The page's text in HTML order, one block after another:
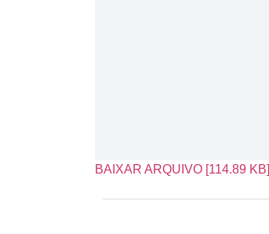
BAIXAR ARQUIVO [114.89 KB]